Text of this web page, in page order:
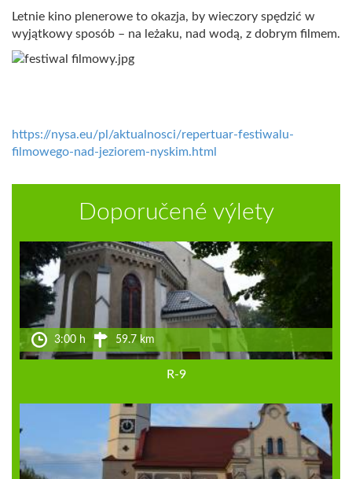
Letnie kino plenerowe to okazja, by wieczory spędzić w
wyjątkowy sposób – na leżaku, nad wodą, z dobrym filmem.
https://nysa.eu/pl/aktualnosci/repertuar-festiwalu-
filmowego-nad-jeziorem-nyskim.html
Doporučené výlety
3:00 h 59.7 km
R-9